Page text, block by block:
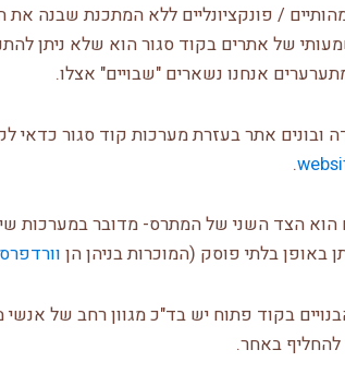
מהותיים / פונקציונליים ללא המתכנת שבנה
של אתרים בקוד סגור הוא שלא ניתן
אנחנו נשארים "שבויים" אצלו.
ובונים אתר בעזרת מערכות קוד סגור כדאי
.
הוא הצד השני של המתרס- מדובר במערכות
באופן בלתי פוסק (המוכרות בניהן הן וורדפרס
בקוד פתוח יש בד"כ מגוון רחב של
להחליף באחר.